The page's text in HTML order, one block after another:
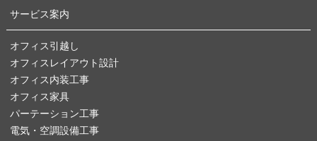
サービス案内
オフィス引越し
オフィスレイアウト設計
オフィス内装工事
オフィス家具
パーテーション工事
電気・空調設備工事